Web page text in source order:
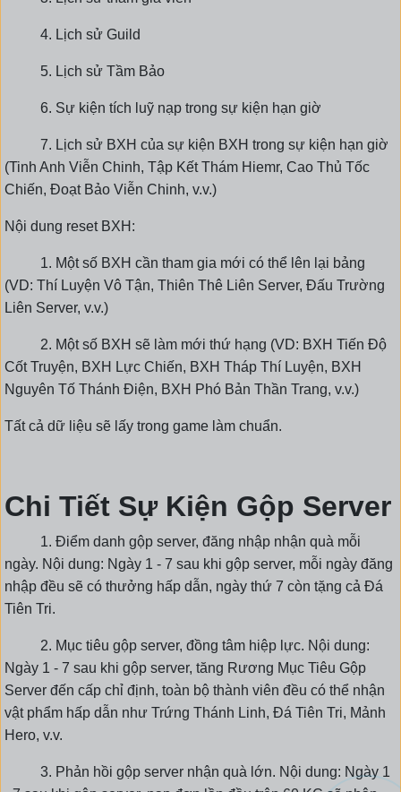
4. Lịch sử Guild
5. Lịch sử Tầm Bảo
6. Sự kiện tích luỹ nạp trong sự kiện hạn giờ
7. Lịch sử BXH của sự kiện BXH trong sự kiện hạn giờ
(Tinh Anh Viễn Chinh, Tập Kết Thám Hiemr, Cao Thủ Tốc
Chiến, Đoạt Bảo Viễn Chinh, v.v.)
Nội dung reset BXH:
1. Một số BXH cần tham gia mới có thể lên lại bảng
(VD: Thí Luyện Vô Tận, Thiên Thê Liên Server, Đấu Trường
Liên Server, v.v.)
2. Một số BXH sẽ làm mới thứ hạng (VD: BXH Tiến Độ
Cốt Truyện, BXH Lực Chiến, BXH Tháp Thí Luyện, BXH
Nguyên Tố Thánh Điện, BXH Phó Bản Thần Trang, v.v.)
Tất cả dữ liệu sẽ lấy trong game làm chuẩn.
Chi Tiết Sự Kiện Gộp Server
1. Điểm danh gộp server, đăng nhập nhận quà mỗi
ngày. Nội dung: Ngày 1 - 7 sau khi gộp server, mỗi ngày đăng
nhập đều sẽ có thưởng hấp dẫn, ngày thứ 7 còn tặng cả Đá
Tiên Tri.
2. Mục tiêu gộp server, đồng tâm hiệp lực. Nội dung:
Ngày 1 - 7 sau khi gộp server, tăng Rương Mục Tiêu Gộp
Server đến cấp chỉ định, toàn bộ thành viên đều có thể nhận
vật phẩm hấp dẫn như Trứng Thánh Linh, Đá Tiên Tri, Mảnh
Hero, v.v.
3. Phản hồi gộp server nhận quà lớn. Nội dung: Ngày 1